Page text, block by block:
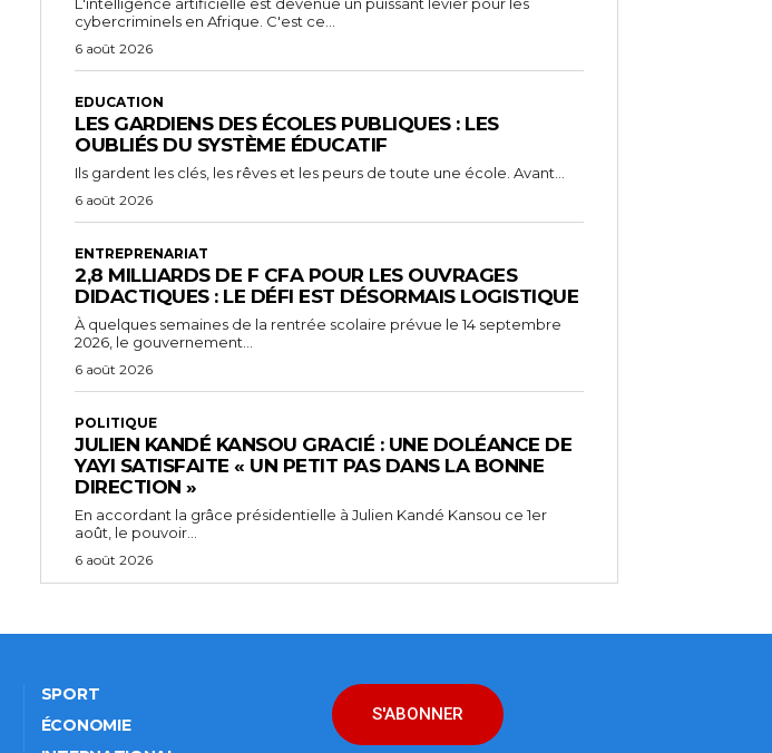
L'intelligence artificielle est devenue un puissant levier pour les
cybercriminels en Afrique. C'est ce...
6 août 2026
EDUCATION
LES GARDIENS DES ÉCOLES PUBLIQUES : LES
OUBLIÉS DU SYSTÈME ÉDUCATIF
Ils gardent les clés, les rêves et les peurs de toute une école. Avant...
6 août 2026
ENTREPRENARIAT
2,8 MILLIARDS DE F CFA POUR LES OUVRAGES
DIDACTIQUES : LE DÉFI EST DÉSORMAIS LOGISTIQUE
À quelques semaines de la rentrée scolaire prévue le 14 septembre
2026, le gouvernement...
6 août 2026
POLITIQUE
JULIEN KANDÉ KANSOU GRACIÉ : UNE DOLÉANCE DE
YAYI SATISFAITE « UN PETIT PAS DANS LA BONNE
DIRECTION »
En accordant la grâce présidentielle à Julien Kandé Kansou ce 1er
août, le pouvoir...
6 août 2026
SPORT
ÉCONOMIE
S'ABONNER